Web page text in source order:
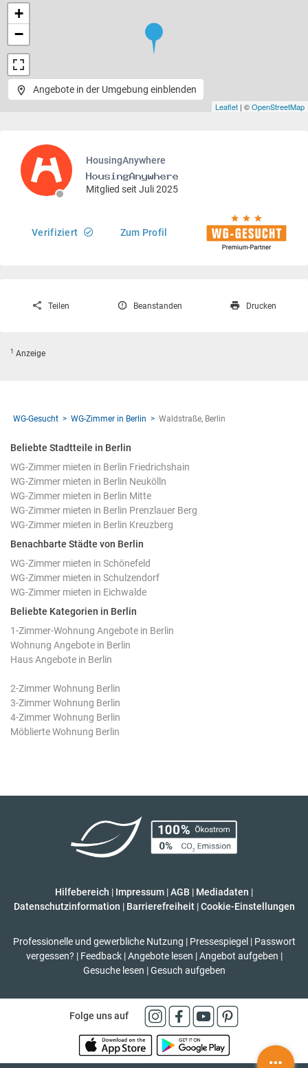
+
−
Leaflet | ©OpenStreetMap
Angebote in der Umgebung einblenden
HousingAnywhere
Mitglied seit Juli 2025
Verifiziert Zum Profil
Teilen Beanstanden Drucken
1 Anzeige
WG-Gesucht WG-Zimmer in Berlin Waldstraße, Berlin
Beliebte Stadtteile in Berlin
WG-Zimmer mieten in Berlin Friedrichshain
WG-Zimmer mieten in Berlin Neukölln
WG-Zimmer mieten in Berlin Mitte
WG-Zimmer mieten in Berlin Prenzlauer Berg
WG-Zimmer mieten in Berlin Kreuzberg
Benachbarte Städte von Berlin
WG-Zimmer mieten in Schönefeld
WG-Zimmer mieten in Schulzendorf
WG-Zimmer mieten in Eichwalde
Beliebte Kategorien in Berlin
1-Zimmer-Wohnung Angebote in Berlin
Wohnung Angebote in Berlin
Haus Angebote in Berlin
2-Zimmer Wohnung Berlin
3-Zimmer Wohnung Berlin
4-Zimmer Wohnung Berlin
Möblierte Wohnung Berlin
Hilfebereich | Impressum |AGB | Mediadaten |
Datenschutzinformation | Barrierefreiheit | Cookie-Einstellungen
Professionelle und gewerbliche Nutzung | Pressespiegel | Passwort
vergessen? | Feedback | Angebote lesen | Angebot aufgeben |
Gesuche lesen | Gesuch aufgeben
Folge uns auf